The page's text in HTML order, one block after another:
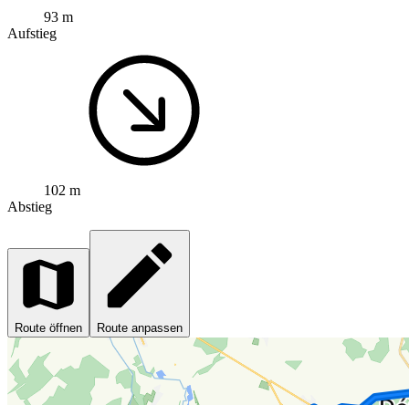
93 m
Aufstieg
102 m
Abstieg
Route öffnen Route anpassen